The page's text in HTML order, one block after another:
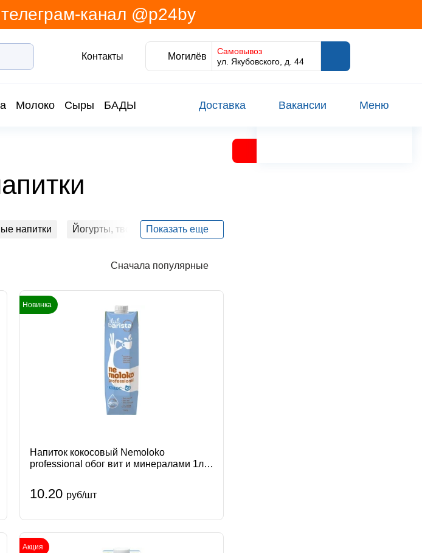
канал @p24by
Контакты Могилёв
Самовывоз
ул. Якубовского, д. 44
Молоко Сыры БАДЫ Доставка Вакансии Меню
напитки Йогурты, творожки и десерты
Яйцо
Показать еще
Сначала популярные
Сначала дешёвые
Сначала дорогие
Новинка
Напиток кокосовый Nemoloko
professional обог вит и минералами 1л
10.20 руб/шт
Акция